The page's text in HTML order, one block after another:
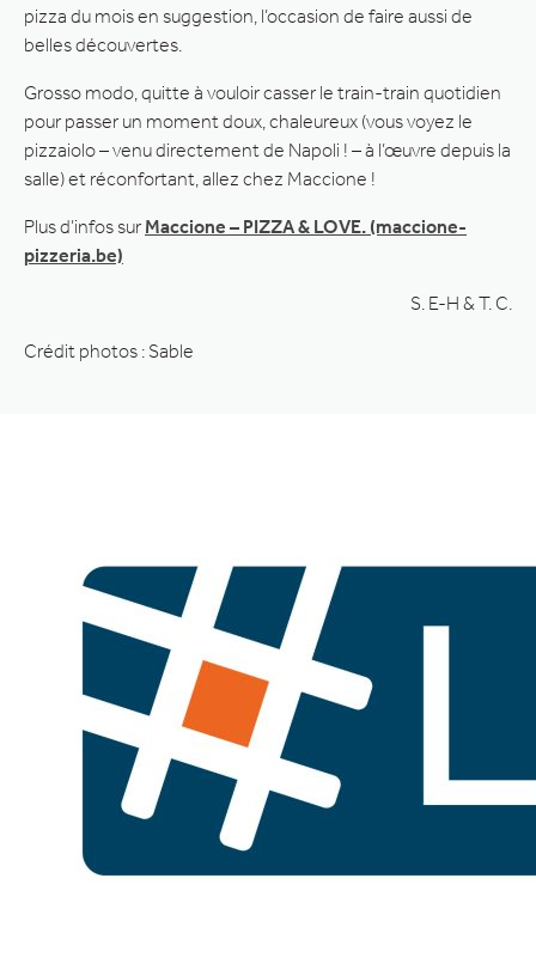
pizza du mois en suggestion, l’occasion de faire aussi de
belles découvertes.
Grosso modo, quitte à vouloir casser le train-train quotidien
pour passer un moment doux, chaleureux (vous voyez le
pizzaiolo – venu directement de Napoli ! – à l’œuvre depuis la
salle) et réconfortant, allez chez Maccione !
Plus d’infos sur Maccione – PIZZA & LOVE. (maccione-
pizzeria.be)
S. E-H & T. C.
Crédit photos : Sable